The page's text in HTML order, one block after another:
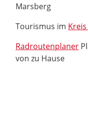
Marsberg
Tourismus im
Radroutenplaner
von zu Hause